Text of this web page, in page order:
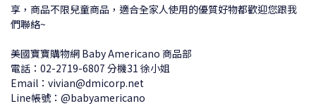
享，商品不限兒童商品，適合全家人使用的優質好物都歡迎您跟我
們聯絡~
美國寶寶購物網 Baby Americano 商品部
電話：02-2719-6807 分機31 徐小姐
Email：vivian@dmicorp.net
Line帳號：@babyamericano